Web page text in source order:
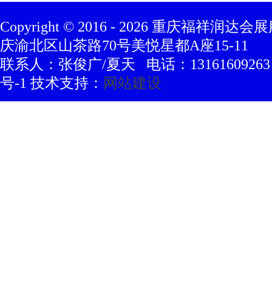
Copyright © 2016 - 2026 重庆福祥润达会
庆渝北区山茶路70号美悦星都A座15-11
联系人：张俊广/夏天 电话：
号-1 技术支持： 网站建设